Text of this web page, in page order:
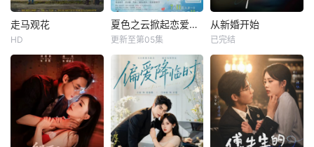
走马观花
HD
夏色之云掀起恋爱与风暴
更新至第05集
从新婚开始
已完结